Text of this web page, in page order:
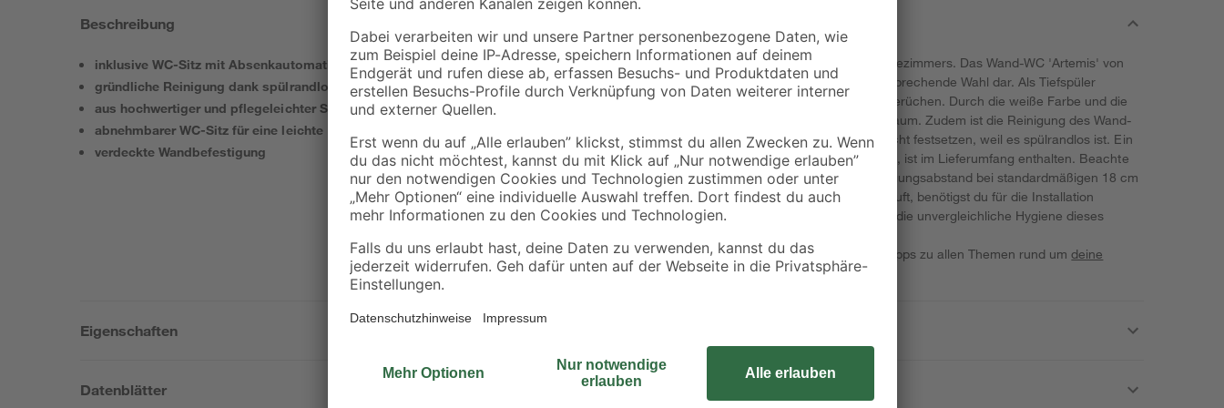
Beschreibung
inklusive WC-Sitz mit Absenkautomatik
gründliche Reinigung dank spülrandlosem Design
aus hochwertiger und pflegeleichter Sanitärkeramik
abnehmbarer WC-Sitz für eine leichte Reinigung
verdeckte Wandbefestigung
Ein hochwertiges WC ist das A und O jeden Badezimmers. Das Wand-WC 'Artemis' von
sanicomfort stellt eine moderne und optisch ansprechende Wahl dar. Als Tiefspüler
verhindert es die Bildung von unangenehmen Gerüchen. Durch die weiße Farbe und die
D-Form bildet es einen dezenten Blickfang im Raum. Zudem ist die Reinigung des Wand-
WCs sehr einfach und Bakterien können sich nicht festsetzen, weil es spülrandlos ist. Ein
WC-Sitz, der sich sanft und geräuschlos schließt, ist im Lieferumfang enthalten. Beachte
für eine problemlose Montage, dass der Befestigungsabstand bei standardmäßigen 18 cm
liegt. Da der Abgang des WCs waagerecht verläuft, benötigst du für die Installation
zwingend einen Wandanschluss. Sicher dir jetzt die unvergleichliche Hygiene dieses
In unserem Ratgeber findest du viele wervolle Tipps zu allen Themen rund umdeine
Toilette.
Eigenschaften
Datenblätter